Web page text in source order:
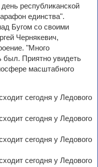
республиканской
единства".
Бугом со своими
Чернякевич,
"Много
был. Приятно увидеть
масштабного